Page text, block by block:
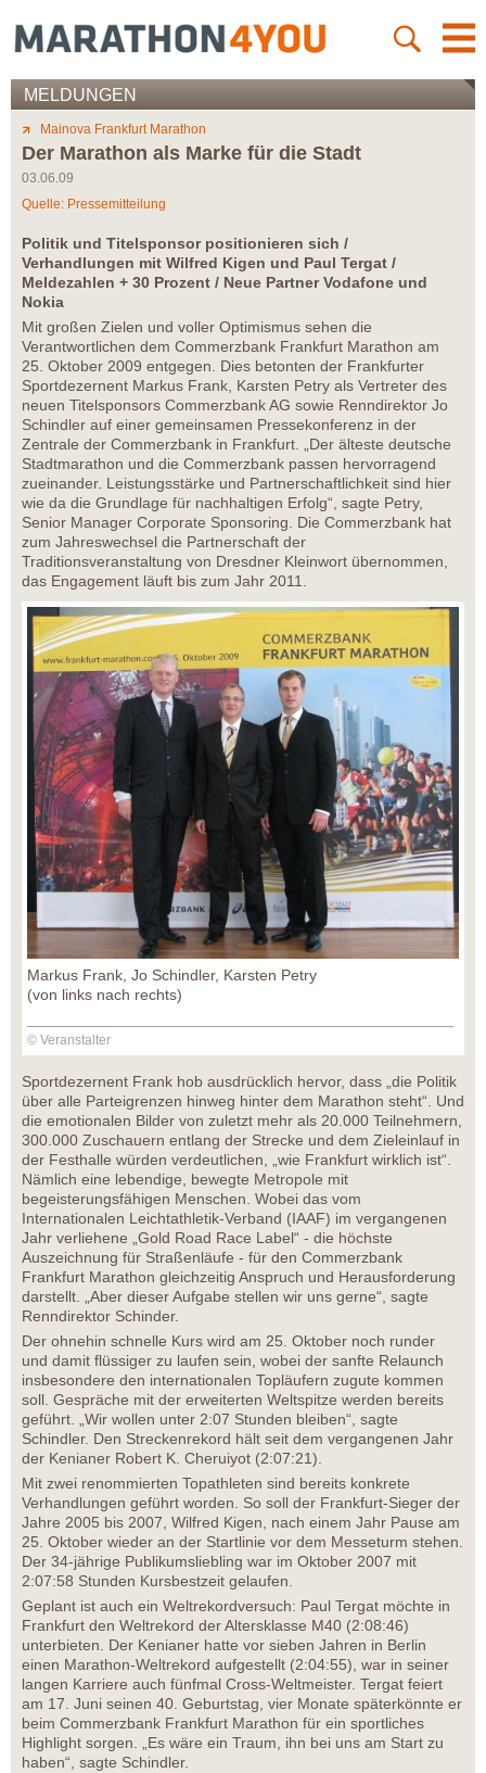
MELDUNGEN
Mainova Frankfurt Marathon
Der Marathon als Marke für die Stadt
03.06.09
Quelle: Pressemitteilung
Politik und Titelsponsor positionieren sich /
Verhandlungen mit Wilfred Kigen und Paul Tergat /
Meldezahlen + 30 Prozent / Neue Partner Vodafone und
Nokia
Mit großen Zielen und voller Optimismus sehen die
Verantwortlichen dem Commerzbank Frankfurt Marathon am
25. Oktober 2009 entgegen. Dies betonten der Frankfurter
Sportdezernent Markus Frank, Karsten Petry als Vertreter des
neuen Titelsponsors Commerzbank AG sowie Renndirektor Jo
Schindler auf einer gemeinsamen Pressekonferenz in der
Zentrale der Commerzbank in Frankfurt. „Der älteste deutsche
Stadtmarathon und die Commerzbank passen hervorragend
zueinander. Leistungsstärke und Partnerschaftlichkeit sind hier
wie da die Grundlage für nachhaltigen Erfolg“, sagte Petry,
Senior Manager Corporate Sponsoring. Die Commerzbank hat
zum Jahreswechsel die Partnerschaft der
Traditionsveranstaltung von Dresdner Kleinwort übernommen,
das Engagement läuft bis zum Jahr 2011.
Markus Frank, Jo Schindler, Karsten Petry
(von links nach rechts)
© Veranstalter
Sportdezernent Frank hob ausdrücklich hervor, dass „die Politik
über alle Parteigrenzen hinweg hinter dem Marathon steht“. Und
die emotionalen Bilder von zuletzt mehr als 20.000 Teilnehmern,
300.000 Zuschauern entlang der Strecke und dem Zieleinlauf in
der Festhalle würden verdeutlichen, „wie Frankfurt wirklich ist“.
Nämlich eine lebendige, bewegte Metropole mit
begeisterungsfähigen Menschen. Wobei das vom
Internationalen Leichtathletik-Verband (IAAF) im vergangenen
Jahr verliehene „Gold Road Race Label“ - die höchste
Auszeichnung für Straßenläufe - für den Commerzbank
Frankfurt Marathon gleichzeitig Anspruch und Herausforderung
darstellt. „Aber dieser Aufgabe stellen wir uns gerne“, sagte
Renndirektor Schinder.
Der ohnehin schnelle Kurs wird am 25. Oktober noch runder
und damit flüssiger zu laufen sein, wobei der sanfte Relaunch
insbesondere den internationalen Topläufern zugute kommen
soll. Gespräche mit der erweiterten Weltspitze werden bereits
geführt. „Wir wollen unter 2:07 Stunden bleiben“, sagte
Schindler. Den Streckenrekord hält seit dem vergangenen Jahr
der Kenianer Robert K. Cheruiyot (2:07:21).
Mit zwei renommierten Topathleten sind bereits konkrete
Verhandlungen geführt worden. So soll der Frankfurt-Sieger der
Jahre 2005 bis 2007, Wilfred Kigen, nach einem Jahr Pause am
25. Oktober wieder an der Startlinie vor dem Messeturm stehen.
Der 34-jährige Publikumsliebling war im Oktober 2007 mit
2:07:58 Stunden Kursbestzeit gelaufen.
Geplant ist auch ein Weltrekordversuch: Paul Tergat möchte in
Frankfurt den Weltrekord der Altersklasse M40 (2:08:46)
unterbieten. Der Kenianer hatte vor sieben Jahren in Berlin
einen Marathon-Weltrekord aufgestellt (2:04:55), war in seiner
langen Karriere auch fünfmal Cross-Weltmeister. Tergat feiert
am 17. Juni seinen 40. Geburtstag, vier Monate späterkönnte er
beim Commerzbank Frankfurt Marathon für ein sportliches
Highlight sorgen. „Es wäre ein Traum, ihn bei uns am Start zu
haben“, sagte Schindler.